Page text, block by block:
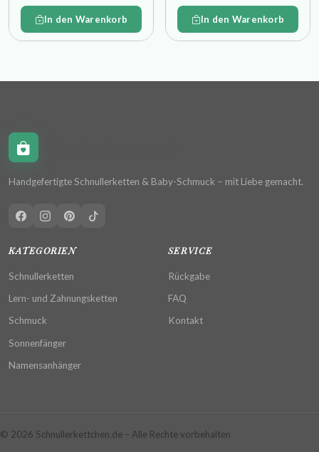
In den Warenkorb In den Warenkorb
Handgefertigte Schnullerketten & Baby-Schmuck – mit Liebe gemacht.
KATEGORIEN
Schnullerketten
Lern- und Zahnungsketten
Schmuck
Sonnenfänger
Namensanhänger
SERVICE
Rückgabe
FAQ
Kontakt
© 2026 Schnullerkettchen.de – Alle Rechte vorbehalten